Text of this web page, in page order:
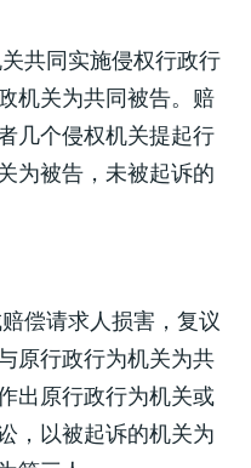
共同实施侵权行政行
机关为共同被告。赔
几个侵权机关提起行
为被告，未被起诉的
偿请求人损害，复议
原行政行为机关为共
出原行政行为机关或
，以被起诉的机关为